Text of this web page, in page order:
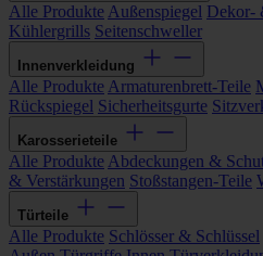
Alle Produkte Außenspiegel Dekor-
Kühlergrills Seitenschweller
Innenverkleidung
Alle Produkte Armaturenbrett-Teile
Rückspiegel Sicherheitsgurte
Karosserieteile
Alle Produkte Abdeckungen &
& Verstärkungen Stoßstangen-Teile
Türteile
Alle Produkte Schlösser & Schlüssel